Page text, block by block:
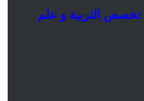
تخصص التربية و علم